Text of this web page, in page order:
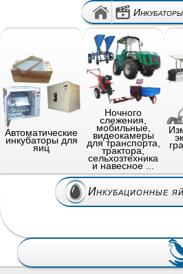
Автоматические
инкубаторы для
яиц
Ночного
слежения,
мобильные,
видеокамеры
для транспорта,
трактора,
сельхозтехника
и навесное ...
Инкубационные